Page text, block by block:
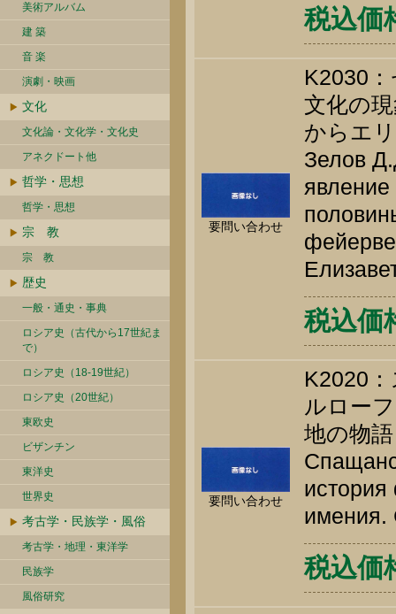
美術アルバム
建 築
音 楽
演劇・映画
文化
文化論・文化学・文化史
アネクドート他
哲学・思想
哲学・思想
宗 教
宗 教
歴史
一般・通史・事典
ロシア史（古代から17世紀ま
で）
ロシア史（18-19世紀）
ロシア史（20世紀）
東欧史
ビザンチン
東洋史
世界史
考古学・民族学・風俗
考古学・地理・東洋学
民族学
風俗研究
税込価
要問い合わせ
K2030
文化の
からエ
Зелов
явление
税込価
要問い合わせ
K2020
ルロー
地の物語
история
имения.
税込価